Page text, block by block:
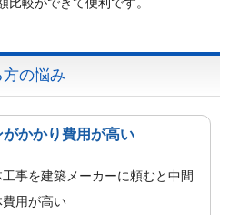
の悩み
かかり費用が高い
事を建築メーカーに頼むと中間
用が高い